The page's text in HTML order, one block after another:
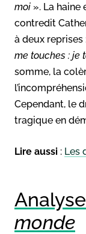
moi ». La
contredit
à deux reprises
me touches : je
somme, la
Cependant, le
tragique en
Lire aussi : Les
monde